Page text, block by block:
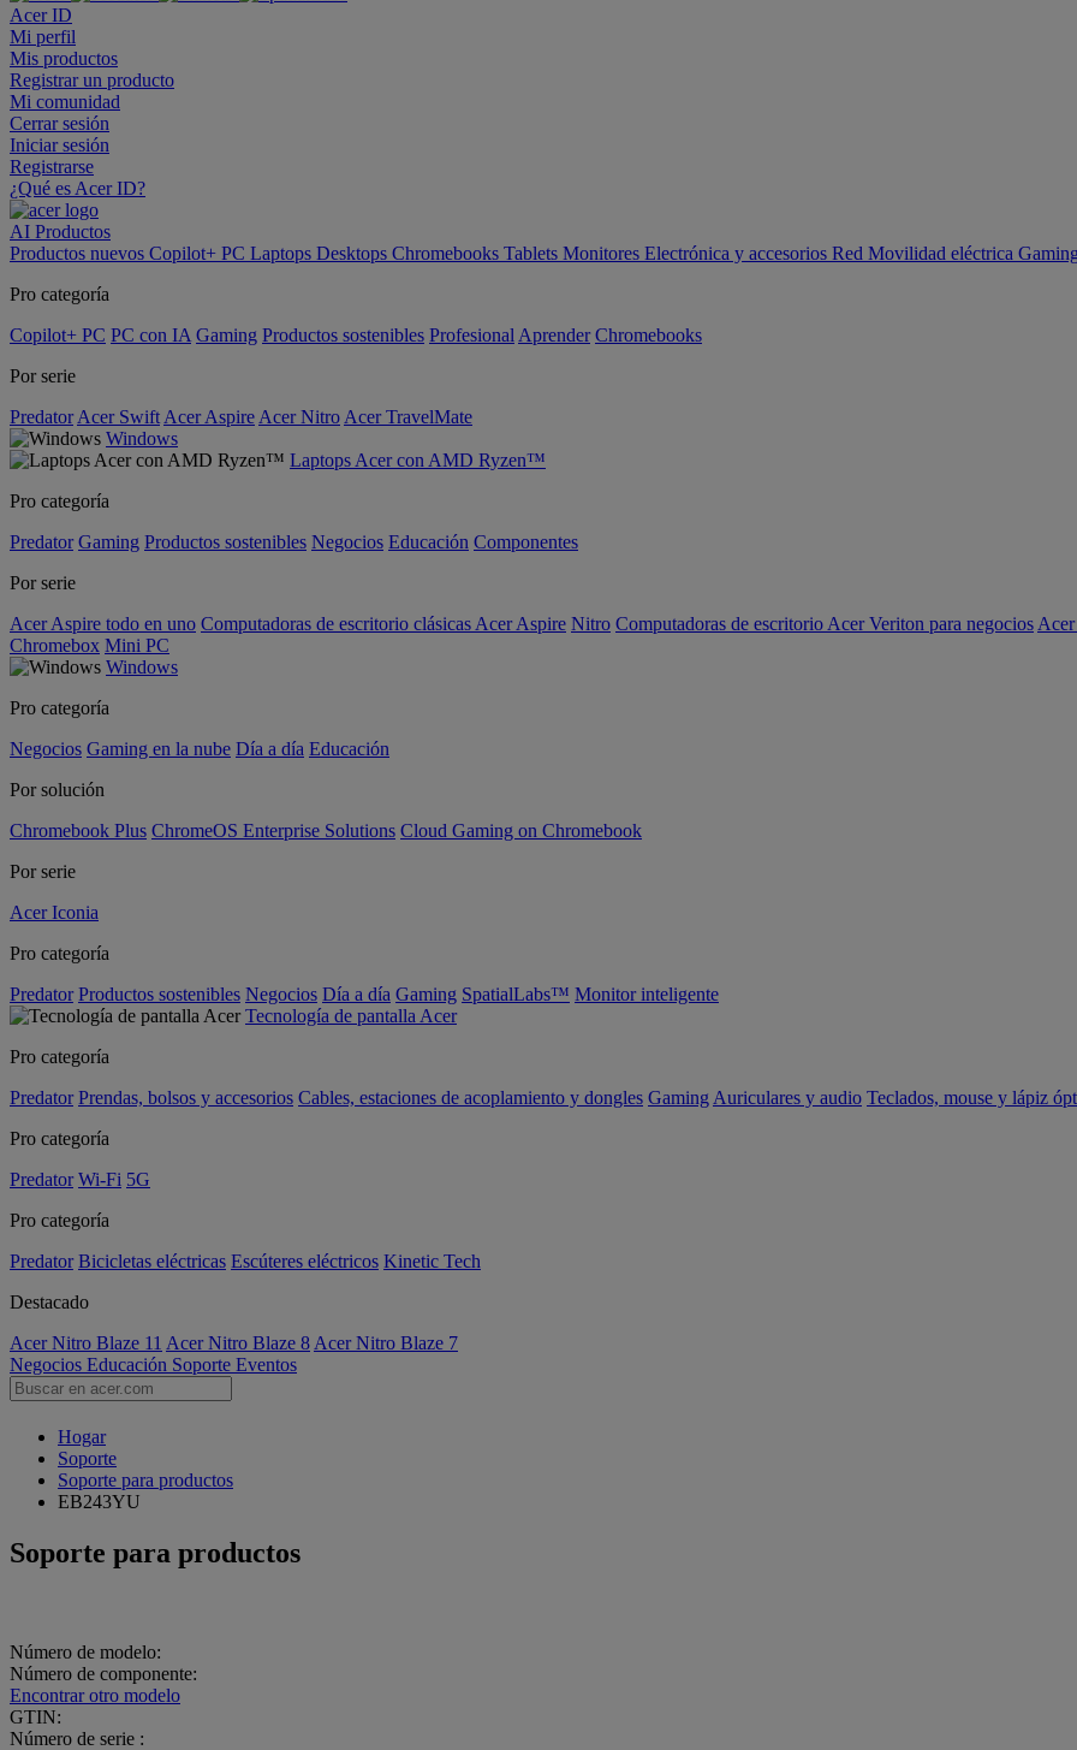
Acer ID
Mi perfil
Mis productos
Registrar un producto
Mi comunidad
Cerrar sesión
Iniciar sesión
Registrarse
¿Qué es Acer ID?
AI Productos
Productos nuevos Copilot+ PC Laptops Desktops Chromebooks Tablets Monitores Electrónica y accesorios Red Movilidad eléctrica
Pro categoría
Copilot+ PC PC con IA Gaming Productos sostenibles Profesional Aprender Chromebooks
Por serie
Predator Acer Swift Acer Aspire Acer Nitro Acer TravelMate
Windows
Laptops Acer con AMD Ryzen™
Pro categoría
Predator Gaming Productos sostenibles Negocios Educación Componentes
Por serie
Acer Aspire todo en uno Computadoras de escritorio clásicas Acer Aspire Nitro Computadoras de escritorio Acer Veriton para negocios
Chromebox Mini PC
Windows
Pro categoría
Negocios Gaming en la nube Día a día Educación
Por solución
Chromebook Plus ChromeOS Enterprise Solutions Cloud Gaming on Chromebook
Por serie
Acer Iconia
Pro categoría
Predator Productos sostenibles Negocios Día a día Gaming SpatialLabs™ Monitor inteligente
Tecnología de pantalla Acer
Pro categoría
Predator Prendas, bolsos y accesorios Cables, estaciones de acoplamiento y dongles Gaming Auriculares y audio Teclados, mouse y lápiz
Pro categoría
Predator Wi-Fi 5G
Pro categoría
Predator Bicicletas eléctricas Escúteres eléctricos Kinetic Tech
Destacado
Acer Nitro Blaze 11 Acer Nitro Blaze 8 Acer Nitro Blaze 7
Negocios Educación Soporte Eventos
Hogar
Soporte
Soporte para productos
EB243YU
Soporte para productos
Número de modelo:
Número de componente:
Encontrar otro modelo
GTIN:
Número de serie :